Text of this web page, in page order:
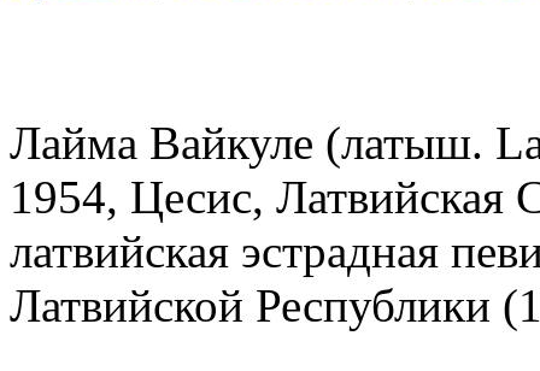
Лайма Вайкуле (латыш.
1954, Цесис,
латвийская эстрадная
Латвийской Республики